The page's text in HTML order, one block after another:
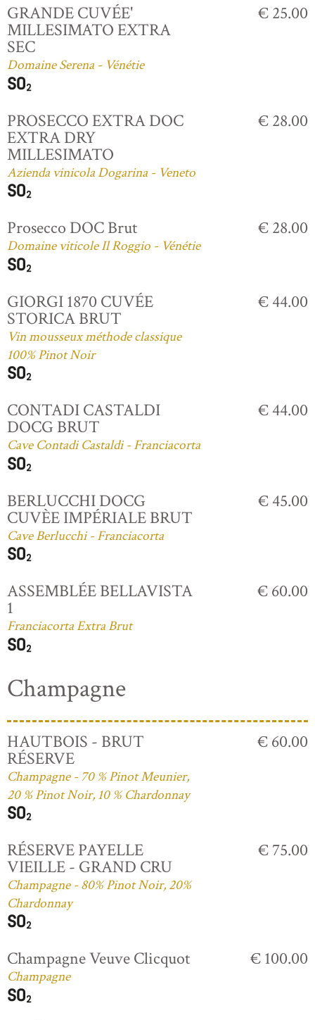
GRANDE CUVÉE'
MILLESIMATO EXTRA
SEC
Domaine Serena - Vénétie
€ 25.00
PROSECCO EXTRA DOC
EXTRA DRY
MILLESIMATO
Azienda vinicola Dogarina - Veneto
€ 28.00
Prosecco DOC Brut
Domaine viticole Il Roggio - Vénétie
€ 28.00
GIORGI 1870 CUVÉE
STORICA BRUT
Vin mousseux méthode classique
100% Pinot Noir
€ 44.00
CONTADI CASTALDI
DOCG BRUT
Cave Contadi Castaldi - Franciacorta
€ 44.00
BERLUCCHI DOCG
CUVÈE IMPÉRIALE BRUT
Cave Berlucchi - Franciacorta
€ 45.00
ASSEMBLÉE BELLAVISTA
1
Franciacorta Extra Brut
€ 60.00
Champagne
HAUTBOIS - BRUT
RÉSERVE
Champagne - 70 % Pinot Meunier,
20 % Pinot Noir, 10 % Chardonnay
€ 60.00
RÉSERVE PAYELLE
VIEILLE - GRAND CRU
Champagne - 80% Pinot Noir, 20%
Chardonnay
€ 75.00
Champagne Veuve Clicquot
Champagne
€ 100.00